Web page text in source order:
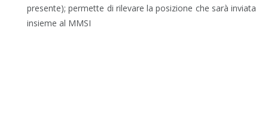
presente); permette di rilevare la posizione che sarà inviata
insieme al MMSI